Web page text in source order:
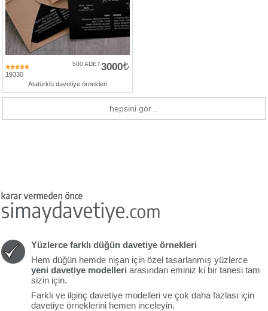
19330
3000
500 ADET
Atatürklü davetiye örnekleri
hepsini gör...
Yüzlerce farklı düğün davetiye örnekleri
Hem düğün hemde nişan için özel tasarlanmış yüzlerce
yeni davetiye modelleri arasından eminiz ki bir tanesi tam
sizin için.
Farklı ve ilginç davetiye modelleri ve çok daha fazlası için
davetiye örneklerini hemen inceleyin.